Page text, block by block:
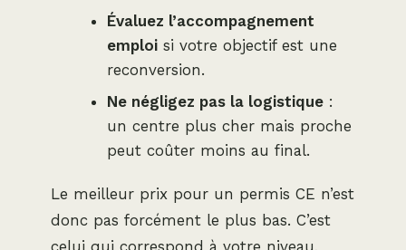
Évaluez l’accompagnement
emploi si votre objectif est une
reconversion.
Ne négligez pas la logistique :
un centre plus cher mais proche
peut coûter moins au final.
Le meilleur prix pour un permis CE n’est
donc pas forcément le plus bas. C’est